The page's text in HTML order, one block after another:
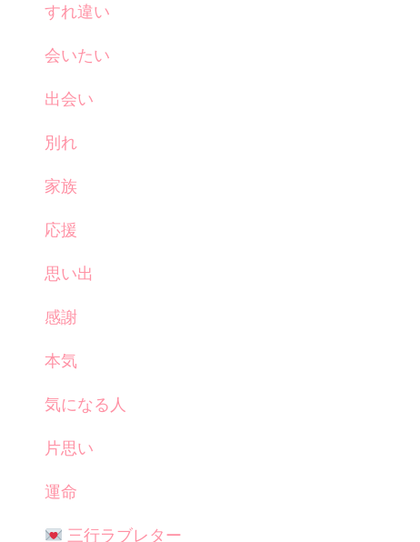
すれ違い
会いたい
出会い
別れ
家族
応援
思い出
感謝
本気
気になる人
片思い
運命
三行ラブレター